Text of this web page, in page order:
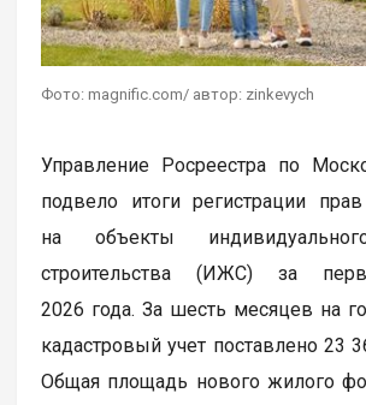
Фото: magnific.com/ автор: zinkevych
Управление Росреестра по
подвело итоги регистрации прав
на объекты
строительства (ИЖС) за
2026 года. За шесть месяцев на
кадастровый учет поставлено 23
Общая площадь нового жилого